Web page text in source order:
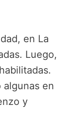
en La
Luego,
algunas en
y